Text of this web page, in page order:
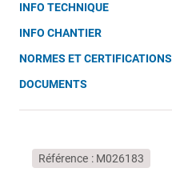
INFO TECHNIQUE
INFO CHANTIER
NORMES ET CERTIFICATIONS
DOCUMENTS
Référence M026183